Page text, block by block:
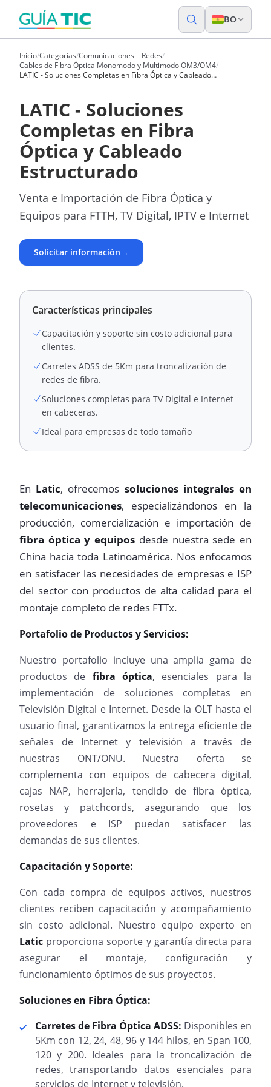
BO
Inicio/Categorías/Comunicaciones – Redes/
Cables de Fibra Óptica Monomodo y Multimodo OM3/OM4/
LATIC - Soluciones Completas en Fibra Óptica y Cableado
LATIC - Soluciones
Completas en Fibra
Óptica y Cableado
Estructurado
Venta e Importación de Fibra Óptica y
Equipos para FTTH, TV Digital, IPTV e Internet
Solicitar información→
Características principales
Capacitación y soporte sin costo adicional para
clientes.
Carretes ADSS de 5Km para troncalización de
redes de fibra.
Soluciones completas para TV Digital e Internet
en cabeceras.
Ideal para empresas de todo tamaño
En Latic, ofrecemos soluciones integrales en
telecomunicaciones, especializándonos en la
producción, comercialización e importación de
fibra óptica y equipos desde nuestra sede en
China hacia toda Latinoamérica. Nos enfocamos
en satisfacer las necesidades de empresas e ISP
del sector con productos de alta calidad para el
montaje completo de redes FTTx.
Portafolio de Productos y Servicios:
Nuestro portafolio incluye una amplia gama de
productos de fibra óptica, esenciales para la
implementación de soluciones completas en
Televisión Digital e Internet. Desde la OLT hasta el
usuario final, garantizamos la entrega eficiente de
señales de Internet y televisión a través de
nuestras ONT/ONU. Nuestra oferta se
complementa con equipos de cabecera digital,
cajas NAP, herrajería, tendido de fibra óptica,
rosetas y patchcords, asegurando que los
proveedores e ISP puedan satisfacer las
demandas de sus clientes.
Capacitación y Soporte:
Con cada compra de equipos activos, nuestros
clientes reciben capacitación y acompañamiento
sin costo adicional. Nuestro equipo experto en
Latic proporciona soporte y garantía directa para
asegurar el montaje, configuración y
funcionamiento óptimos de sus proyectos.
Soluciones en Fibra Óptica:
Carretes de Fibra Óptica ADSS: Disponibles en
5Km con 12, 24, 48, 96 y 144 hilos, en Span 100,
120 y 200. Ideales para la troncalización de
redes, transportando datos esenciales para
servicios de Internet y televisión.